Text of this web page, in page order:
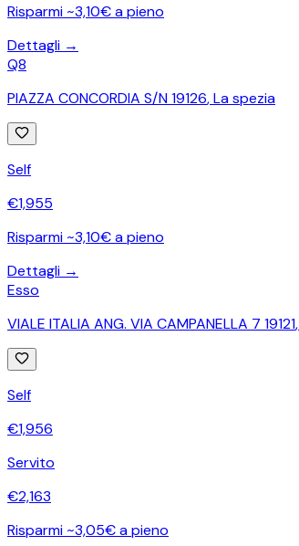
Risparmi ~3,10€ a pieno
Dettagli →
Q8
PIAZZA CONCORDIA S/N 19126,La spezia
Self
€1,955
Risparmi ~3,10€ a pieno
Dettagli →
Esso
VIALE ITALIA ANG. VIA CAMPANELLA 7 19121,
Self
€1,956
Servito
€2,163
Risparmi ~3,05€ a pieno